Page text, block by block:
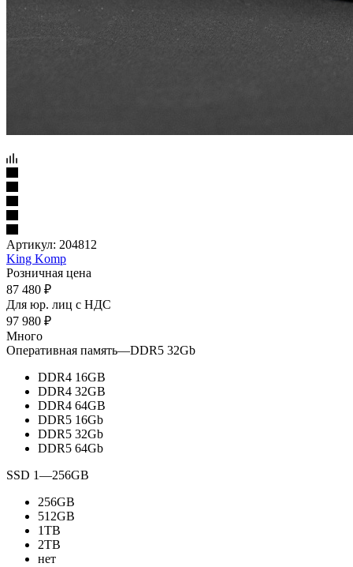
Артикул: 204812
King Komp
Розничная цена
87 480 ₽
Для юр. лиц c НДС
97 980 ₽
Много
Оперативная память—DDR5 32Gb
DDR4 16GB
DDR4 32GB
DDR4 64GB
DDR5 16Gb
DDR5 32Gb
DDR5 64Gb
SSD 1—256GB
256GB
512GB
1TB
2TB
нет